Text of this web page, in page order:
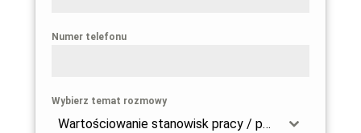
Numer telefonu
Wybierz temat rozmowy
Wartościowanie stanowisk pracy / przygotowanie firmy do wdrożenia dyrektywy 2023/970